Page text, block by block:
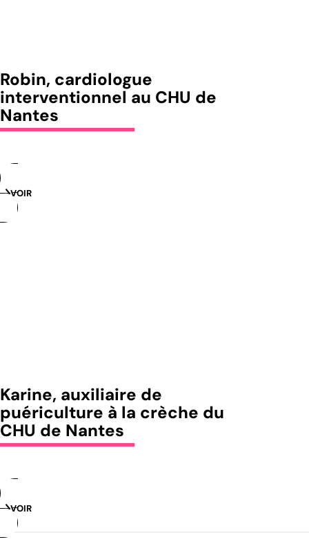
Robin, cardiologue
interventionnel au CHU de
Nantes
VOIR
Karine, auxiliaire de
puériculture à la crèche du
CHU de Nantes
VOIR